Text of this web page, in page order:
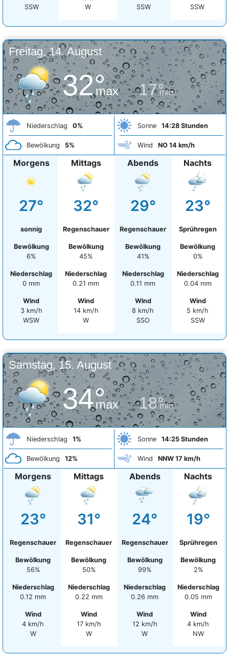
SSW
W
SSW
SSW
Freitag, 14. August
32°
max 17°
min
Niederschlag 0%
Bewölkung 5%
Sonne 14:28 Stunden
Wind NO 14 km/h
Morgens
27°
sonnig
Bewölkung
6%
Niederschlag
0 mm
Wind
3 km/h
WSW
Mittags
32°
Regenschauer
Bewölkung
45%
Niederschlag
0.21 mm
Wind
14 km/h
W
Abends
29°
Regenschauer
Bewölkung
41%
Niederschlag
0.11 mm
Wind
8 km/h
SSO
Nachts
23°
Sprühregen
Bewölkung
0%
Niederschlag
0.04 mm
Wind
5 km/h
SSW
Samstag, 15. August
34°
max 18°
min
Niederschlag 1%
Bewölkung 12%
Sonne 14:25 Stunden
Wind NNW 17 km/h
Morgens
23°
Regenschauer
Bewölkung
56%
Niederschlag
0.12 mm
Wind
4 km/h
W
Mittags
31°
Regenschauer
Bewölkung
50%
Niederschlag
0.22 mm
Wind
17 km/h
W
Abends
24°
Regenschauer
Bewölkung
99%
Niederschlag
0.26 mm
Wind
12 km/h
W
Nachts
19°
Sprühregen
Bewölkung
2%
Niederschlag
0.05 mm
Wind
4 km/h
NW